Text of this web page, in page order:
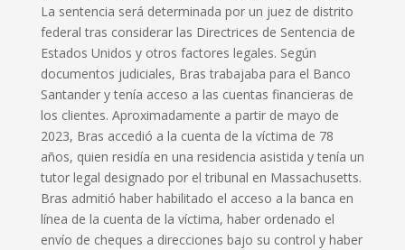
La sentencia será determinada por un juez de distrito
federal tras considerar las Directrices de Sentencia de
Estados Unidos y otros factores legales. Según
documentos judiciales, Bras trabajaba para el Banco
Santander y tenía acceso a las cuentas financieras de
los clientes. Aproximadamente a partir de mayo de
2023, Bras accedió a la cuenta de la víctima de 78
años, quien residía en una residencia asistida y tenía un
tutor legal designado por el tribunal en Massachusetts.
Bras admitió haber habilitado el acceso a la banca en
línea de la cuenta de la víctima, haber ordenado el
envío de cheques a direcciones bajo su control y haber